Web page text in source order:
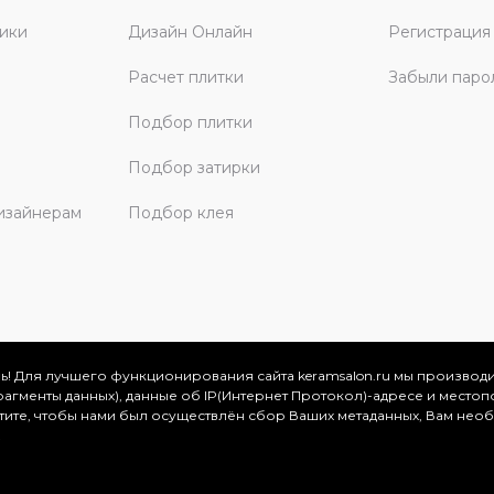
Дизайн Онлайн
Расчет плитки
Подбор плитки
Подбор затирки
Подбор клея
Регистрация
Забыли
и Московской области, 2026
представлена на сайте в ознакомительных целях и ни
определяемой положениями Статьи 437 (2)
Для лучшего функционирования сайта keramsalon.ru мы
данных), данные об IP(Интернет Протокол)-адресе и
чтобы нами был осуществлён сбор Ваших метаданных, Вам